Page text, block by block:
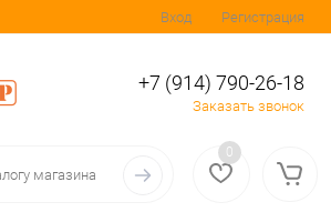
Вход Регистрация
+7 (914) 790-26-18
Заказать звонок
0